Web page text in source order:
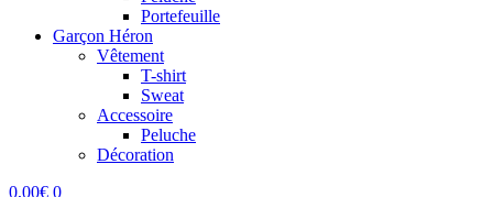
Portefeuille
Garçon Héron
Vêtement
T-shirt
Sweat
Accessoire
Peluche
Décoration
0,00€ 0